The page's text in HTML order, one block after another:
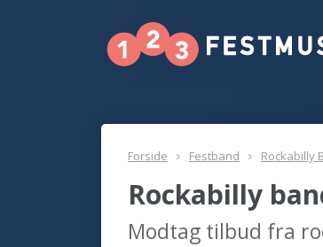
Forside Festband Rockabilly
Rockabilly
Modtag tilbud fra